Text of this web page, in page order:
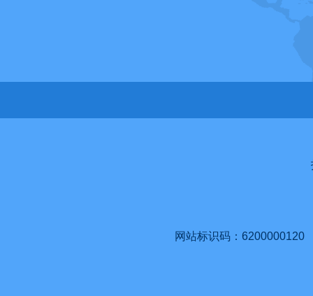
网站标识码：6200000120